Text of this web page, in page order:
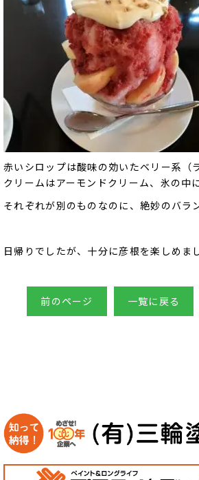
赤いシロップは酸味の効いたベリー系（
クリームはアーモンドクリーム、氷の中
それぞれが別のものなのに、絶妙のバラ
日帰りでしたが、十分に彦根を楽しめま
前のページ 一覧に戻る